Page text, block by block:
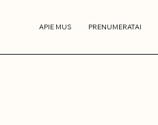
APIE MUS PRENUMERATAI